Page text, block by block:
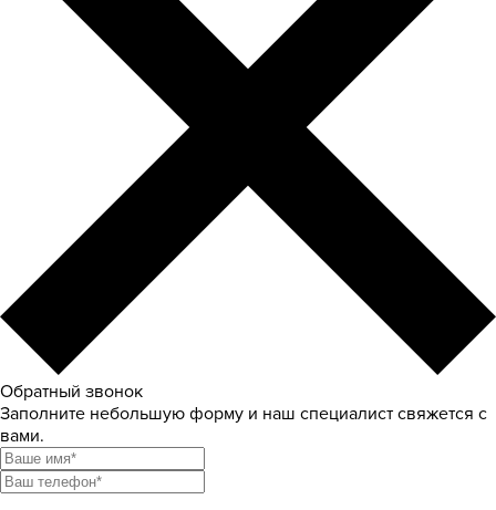
Обратный звонок
Заполните небольшую форму и наш специалист свяжется с
вами.